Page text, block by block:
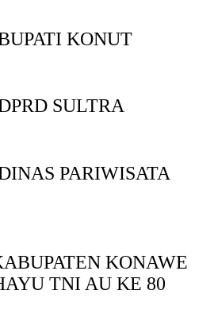
KONUT
SULTRA
PARIWISATA
KONAWE
TNI AU KE 80